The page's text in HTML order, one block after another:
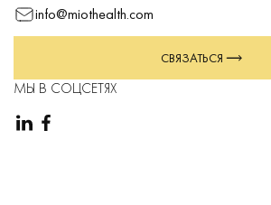
info@miothealth.com
СВЯЗАТЬСЯ
МЫ В СОЦСЕТЯХ